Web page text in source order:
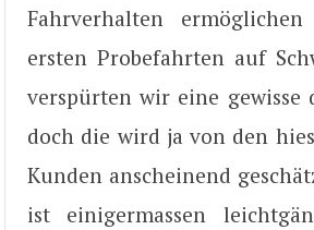
Fahrverhalten
ersten Probefahrten auf
verspürten wir eine gewisse
doch die wird ja von den
Kunden anscheinend
ist einigermassen